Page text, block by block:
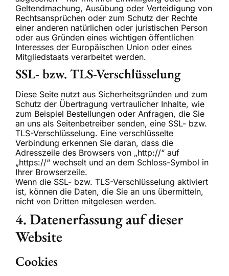
Geltendmachung, Ausübung oder Verteidigung von
Rechtsansprüchen oder zum Schutz der Rechte
einer anderen natürlichen oder juristischen Person
oder aus Gründen eines wichtigen öffentlichen
Interesses der Europäischen Union oder eines
Mitgliedstaats verarbeitet werden.
SSL- bzw. TLS-Verschlüsselung
Diese Seite nutzt aus Sicherheitsgründen und zum
Schutz der Übertragung vertraulicher Inhalte, wie
zum Beispiel Bestellungen oder Anfragen, die Sie
an uns als Seitenbetreiber senden, eine SSL- bzw.
TLS-Verschlüsselung. Eine verschlüsselte
Verbindung erkennen Sie daran, dass die
Adresszeile des Browsers von „http://“ auf
„https://“ wechselt und an dem Schloss-Symbol in
Ihrer Browserzeile.
Wenn die SSL- bzw. TLS-Verschlüsselung aktiviert
ist, können die Daten, die Sie an uns übermitteln,
nicht von Dritten mitgelesen werden.
4. Datenerfassung auf dieser
Website
Cookies